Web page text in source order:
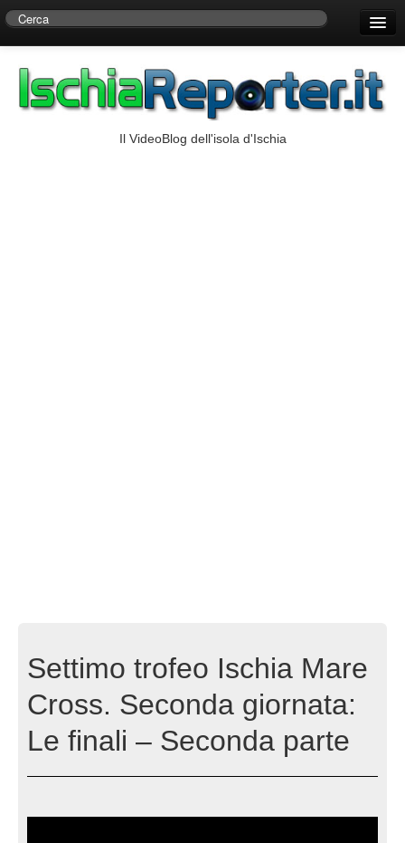
Centro di Ricerche Storiche D’Ambra
Il VideoBlog dell'isola d'Ischia
Settimo trofeo Ischia Mare
Cross. Seconda giornata:
Le finali – Seconda parte